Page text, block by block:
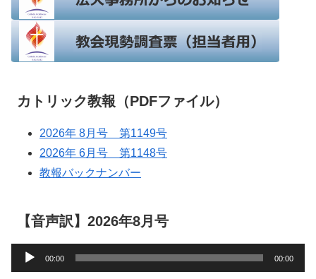
カトリック教報（PDFファイル）
2026年 8月号 第1149号
2026年 6月号 第1148号
教報バックナンバー
【音声訳】2026年8月号
声
00:00 00:00